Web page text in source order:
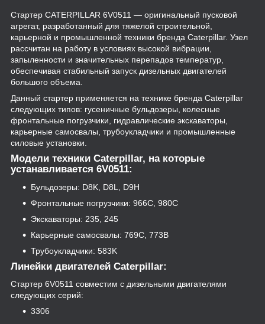
Стартер CATERPILLAR 6V0511 — оригинальный пусковой
агрегат, разработанный для тяжелой строительной,
карьерной и промышленной техники бренда Caterpillar. Узел
рассчитан на работу в условиях высокой вибрации,
запыленности и значительных перепадов температур,
обеспечивая стабильный запуск дизельных двигателей
большого объема.
Данный стартер применяется на технике бренда Caterpillar
следующих типов: гусеничные бульдозеры, колесные
фронтальные погрузчики, гидравлические экскаваторы,
карьерные самосвалы, трубоукладчики и промышленные
силовые установки.
Модели техники Caterpillar, на которые
устанавливается 6V0511:
Бульдозеры: D8K, D8L, D9H
Фронтальные погрузчики: 966C, 980C
Экскаваторы: 235, 245
Карьерные самосвалы: 769C, 773B
Трубоукладчики: 583K
Линейки двигателей Caterpillar:
Стартер 6V0511 совместим с дизельными двигателями
следующих серий:
3306